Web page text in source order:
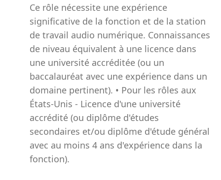
Ce rôle nécessite une expérience
significative de la fonction et de la station
de travail audio numérique. Connaissances
de niveau équivalent à une licence dans
une université accréditée (ou un
baccalauréat avec une expérience dans un
domaine pertinent). • Pour les rôles aux
États-Unis - Licence d'une université
accrédité (ou diplôme d'études
secondaires et/ou diplôme d'étude général
avec au moins 4 ans d'expérience dans la
fonction).